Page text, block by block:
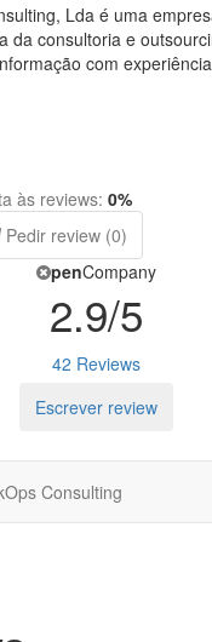
Lda é uma
da consultoria e
com
às reviews: 0%
Pedir review (0)
penCompany
2.9/5
42 Reviews
Escrever review
Consulting